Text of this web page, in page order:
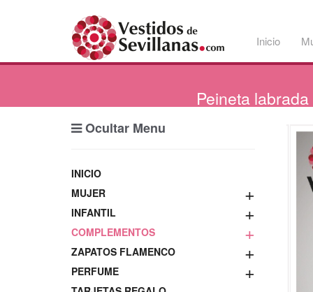
Inicio
Peinetalabrada
Ocultar Menu
INICIO
+
MUJER
+
INFANTIL
+
COMPLEMENTOS
+
ZAPATOS FLAMENCO
+
PERFUME